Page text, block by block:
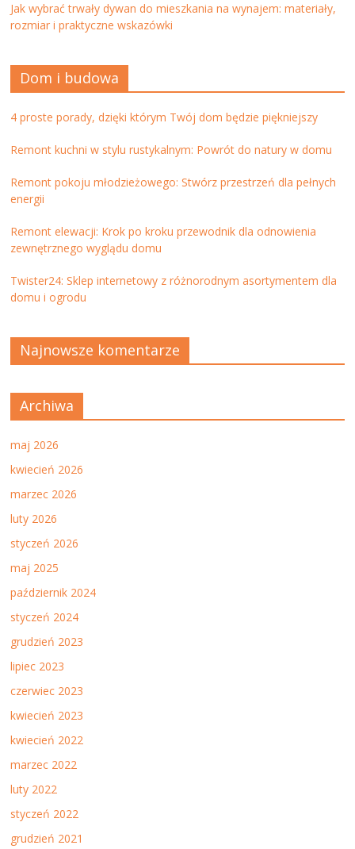
Jak wybrać trwały dywan do mieszkania na wynajem: materiały,
rozmiar i praktyczne wskazówki
Dom i budowa
4 proste porady, dzięki którym Twój dom będzie piękniejszy
Remont kuchni w stylu rustykalnym: Powrót do natury w domu
Remont pokoju młodzieżowego: Stwórz przestrzeń dla pełnych
energii
Remont elewacji: Krok po kroku przewodnik dla odnowienia
zewnętrznego wyglądu domu
Twister24: Sklep internetowy z różnorodnym asortymentem dla
domu i ogrodu
Najnowsze komentarze
Archiwa
maj 2026
kwiecień 2026
marzec 2026
luty 2026
styczeń 2026
maj 2025
październik 2024
styczeń 2024
grudzień 2023
lipiec 2023
czerwiec 2023
kwiecień 2023
kwiecień 2022
marzec 2022
luty 2022
styczeń 2022
grudzień 2021